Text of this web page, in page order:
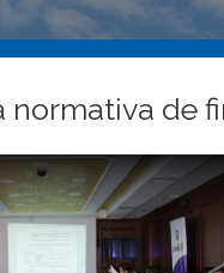
normativa de